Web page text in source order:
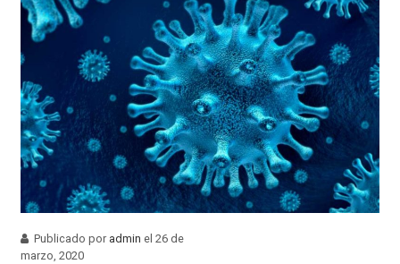
Publicado por admin el 26 de
marzo, 2020